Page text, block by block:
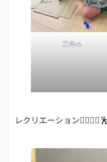
工作🚗
レクリエーション🧘‍♂️🏃‍♂️🕺